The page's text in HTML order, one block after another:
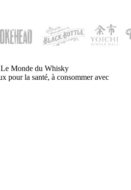
Monde du Whisky
pour la santé, à consommer avec